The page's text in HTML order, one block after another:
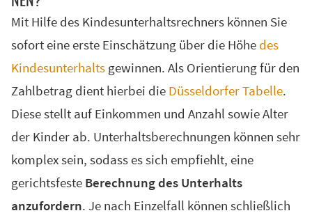
Va­ter­schafts­fest­stel­lung
Kin­des­un­ter­halt ver­wei­gern
NACH­E­HE­LI­CHER UN­TER­HALT
SCHEIDUNGSSERVICE
Scheidung online Übersicht
Wegweiser für Ihre Scheidung
Kostenvoranschlag für die Scheidung
Mit Hilfe des Kindesunterhaltsrechners können Sie
sofort eine erste Einschätzung über die Höhe des
Kindesunterhalts gewinnen. Als Orientierung für den
Zahlbetrag dient hierbei die Düsseldorfer Tabelle.
Diese stellt auf Einkommen und Anzahl sowie Alter
der Kinder ab. Unterhaltsberechnungen können sehr
komplex sein, sodass es sich empfiehlt, eine
gerichtsfeste Berechnung des Unterhalts
anzufordern. Je nach Einzelfall können schließlich